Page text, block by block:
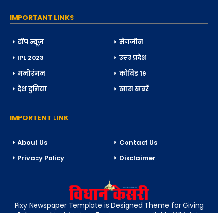
IMPORTANT LINKS
टॉप न्यूज़
मैगजीन
IPL 2023
उत्तर प्रदेश
मनोरंजन
कोविड 19
देश दुनिया
खास खबरें
IMPORTENT LINK
About Us
Contact Us
Privacy Policy
Disclaimer
Pixy Newspaper Template is Designed Theme for Giving